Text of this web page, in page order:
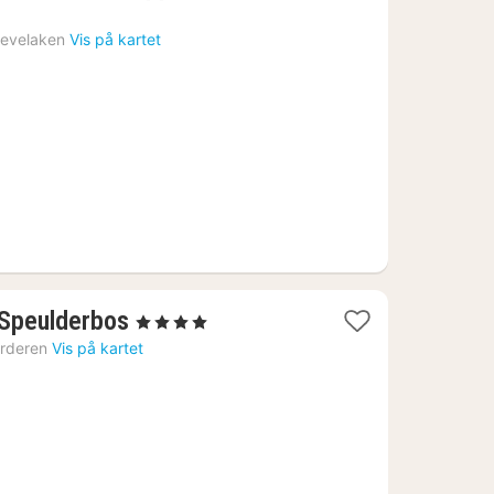
Vis på kartet
1
natt
, 4 Stjerner
Vis på kartet